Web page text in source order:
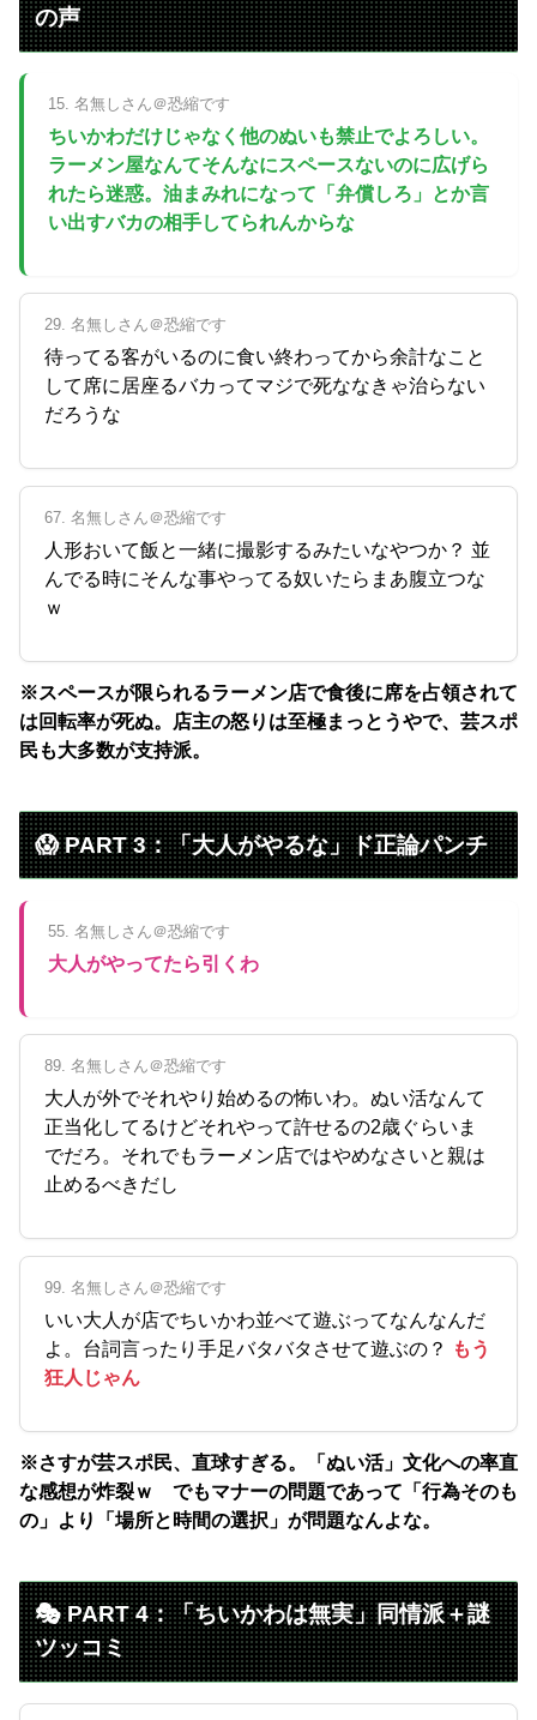
の声
15. 名無しさん＠恐縮です
ちいかわだけじゃなく他のぬいも禁止でよろしい。
ラーメン屋なんてそんなにスペースないのに広げら
れたら迷惑。油まみれになって「弁償しろ」とか言
い出すバカの相手してられんからな
29. 名無しさん＠恐縮です
待ってる客がいるのに食い終わってから余計なこと
して席に居座るバカってマジで死ななきゃ治らない
だろうな
67. 名無しさん＠恐縮です
人形おいて飯と一緒に撮影するみたいなやつか？ 並
んでる時にそんな事やってる奴いたらまあ腹立つな
ｗ
※スペースが限られるラーメン店で食後に席を占領されて
は回転率が死ぬ。店主の怒りは至極まっとうやで、芸スポ
民も大多数が支持派。
😱 PART 3：「大人がやるな」ド正論パンチ
55. 名無しさん＠恐縮です
大人がやってたら引くわ
89. 名無しさん＠恐縮です
大人が外でそれやり始めるの怖いわ。ぬい活なんて
正当化してるけどそれやって許せるの2歳ぐらいま
でだろ。それでもラーメン店ではやめなさいと親は
止めるべきだし
99. 名無しさん＠恐縮です
いい大人が店でちいかわ並べて遊ぶってなんなんだ
よ。台詞言ったり手足バタバタさせて遊ぶの？
もう
狂人じゃん
※さすが芸スポ民、直球すぎる。「ぬい活」文化への率直
な感想が炸裂ｗ でもマナーの問題であって「行為そのも
の」より「場所と時間の選択」が問題なんよな。
🎭 PART 4：「ちいかわは無実」同情派＋謎
ツッコミ